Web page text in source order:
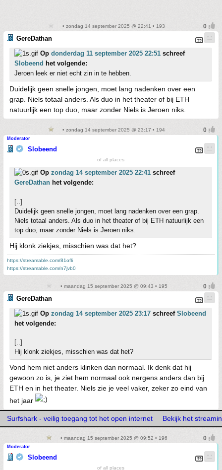
• zondag 14 september 2025 @ 22:41 • 193
GereDathan
Op donderdag 11 september 2025 22:51 schreef
Slobeend het volgende:
Jeroen leek er niet echt zin in te hebben.
Duidelijk geen snelle jongen, moet lang nadenken over een
grap. Niels totaal anders. Als duo in het theater of bij ETH
natuurlijk een top duo, maar zonder Niels is Jeroen niks.
• zondag 14 september 2025 @ 23:17 • 194
Moderator
Slobeend
of all places
Op zondag 14 september 2025 22:41 schreef
GereDathan het volgende:
[..]
Duidelijk geen snelle jongen, moet lang nadenken over een grap.
Niels totaal anders. Als duo in het theater of bij ETH natuurlijk een
top duo, maar zonder Niels is Jeroen niks.
Hij klonk ziekjes, misschien was dat het?
https://streamable.com/81ofli
https://streamable.com/n7jvb0
• maandag 15 september 2025 @ 09:43 • 195
GereDathan
Op zondag 14 september 2025 23:17 schreef Slobeend
het volgende:
[..]
Hij klonk ziekjes, misschien was dat het?
Vond hem niet anders klinken dan normaal. Ik denk dat hij
gewoon zo is, je ziet hem normaal ook nergens anders dan bij
ETH en in het theater. Niels zie je veel vaker, zeker zo eind van
het jaar
Surfshark - veilig toegang tot het open internet Bekijk het
• maandag 15 september 2025 @ 09:52 • 196
Moderator
Slobeend
of all places